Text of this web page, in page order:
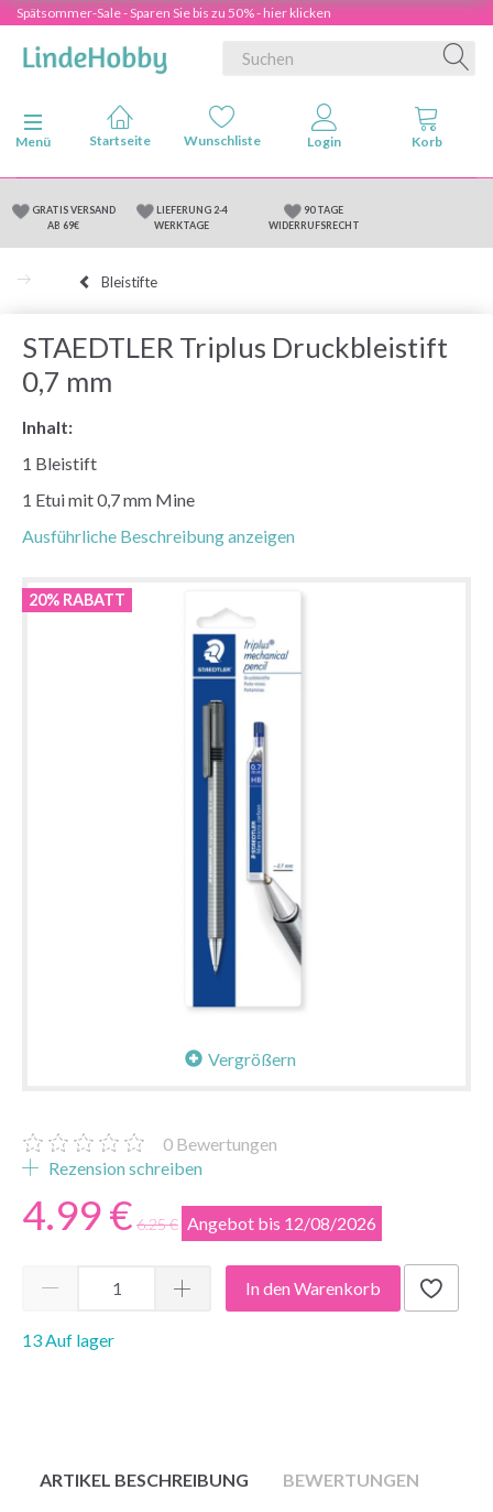
Spätsommer-Sale - Sparen Sie bis zu 50% - hier klicken
Anzeige ändern
Menü
GRATIS VERSAND
AB 69€
LIEFERUNG 2-4
WERKTAGE
90 TAGE
WIDERRUFSRECHT
Bleistifte
STAEDTLER Triplus Druckbleistift
0,7 mm
Inhalt:
1 Bleistift
1 Etui mit 0,7 mm Mine
Ausführliche Beschreibung anzeigen
20% RABATT
Vergrößern
0 Bewertungen
Rezension schreiben
4.99 € 6.25 € Angebot bis 12/08/2026
In den Warenkorb
13 Auf lager
ARTIKEL BESCHREIBUNG BEWERTUNGEN